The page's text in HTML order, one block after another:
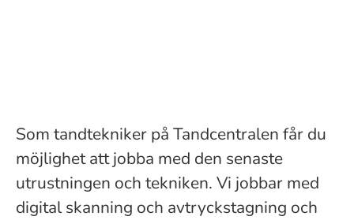
Som tandtekniker på Tandcentralen får du
möjlighet att jobba med den senaste
utrustningen och tekniken. Vi jobbar med
digital skanning och avtryckstagning och